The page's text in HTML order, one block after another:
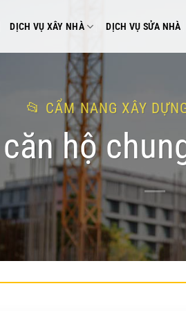
DỊCH VỤ XÂY NHÀ DỊCH VỤ SỬA NHÀ
CẨM NANG XÂY
hộ